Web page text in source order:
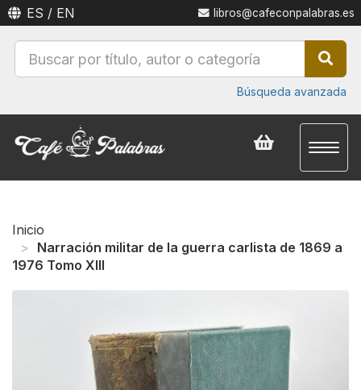
ES / EN libros@cafeconpalabras.es
Búsqueda avanzada
Inicio
Narración militar de la guerra carlista de 1869 a
1976 Tomo XIII